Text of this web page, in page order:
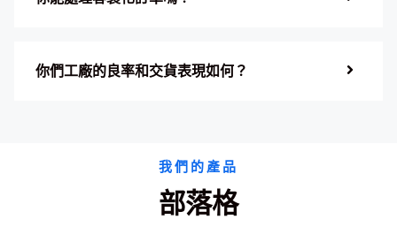
你們工廠的良率和交貨表現如何？
我們的產品
部落格